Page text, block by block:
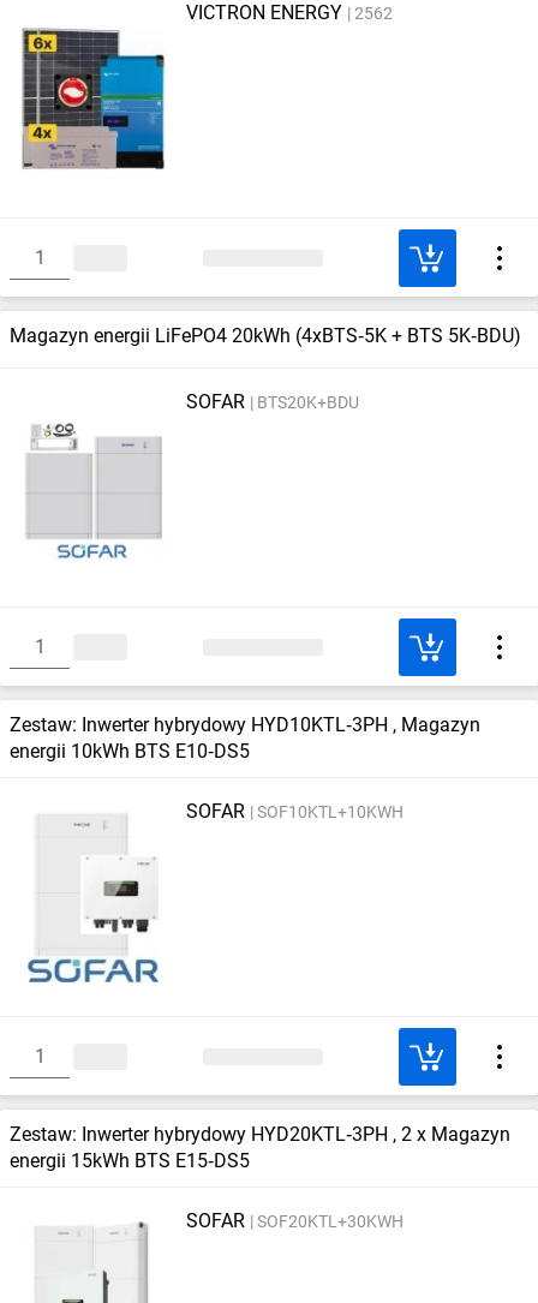
VICTRON ENERGY 2562
Magazyn energii LiFePO4 20kWh (4xBTS‑5K + BTS 5K‑BDU)
SOFAR BTS20K+BDU
Zestaw: Inwerter hybrydowy HYD10KTL‑3PH , Magazyn
energii 10kWh BTS E10‑DS5
SOFAR SOF10KTL+10KWH
Zestaw: Inwerter hybrydowy HYD20KTL‑3PH , 2 x Magazyn
energii 15kWh BTS E15‑DS5
SOFAR SOF20KTL+30KWH